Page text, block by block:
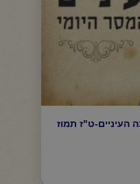
העיניים-ט"ז תמוז